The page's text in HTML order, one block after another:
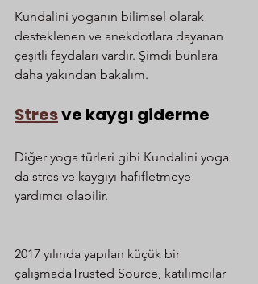
Kundalini yoganın bilimsel olarak
desteklenen ve anekdotlara dayanan
çeşitli faydaları vardır. Şimdi bunlara
daha yakından bakalım.
Stres ve kaygı giderme
Diğer yoga türleri gibi Kundalini yoga
da stres ve kaygıyı hafifletmeye
yardımcı olabilir.
2017 yılında yapılan küçük bir
çalışmadaTrusted Source, katılımcılar